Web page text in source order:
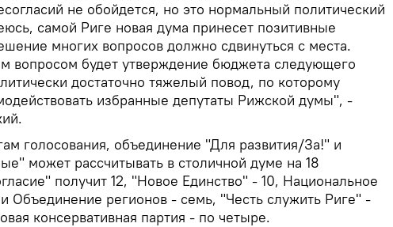
не обойдется, но это нормальный политический
самой Риге новая дума принесет позитивные
многих вопросов должно сдвинуться с места.
вопросом будет утверждение бюджета следующего
достаточно тяжелый повод, по которому
избранные депутаты Рижской думы", -
голосования, объединение "Для развития/За!" и
может рассчитывать в столичной думе на 18
получит 12, "Новое Единство" - 10, Национальное
Объединение регионов - семь, "Честь служить Риге" -
консервативная партия - по четыре.